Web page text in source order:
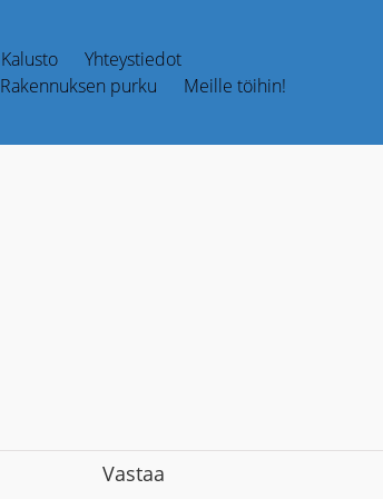
Kalusto
Yhteystiedot
Rakennuksen purku Meille töihin!
Vastaa